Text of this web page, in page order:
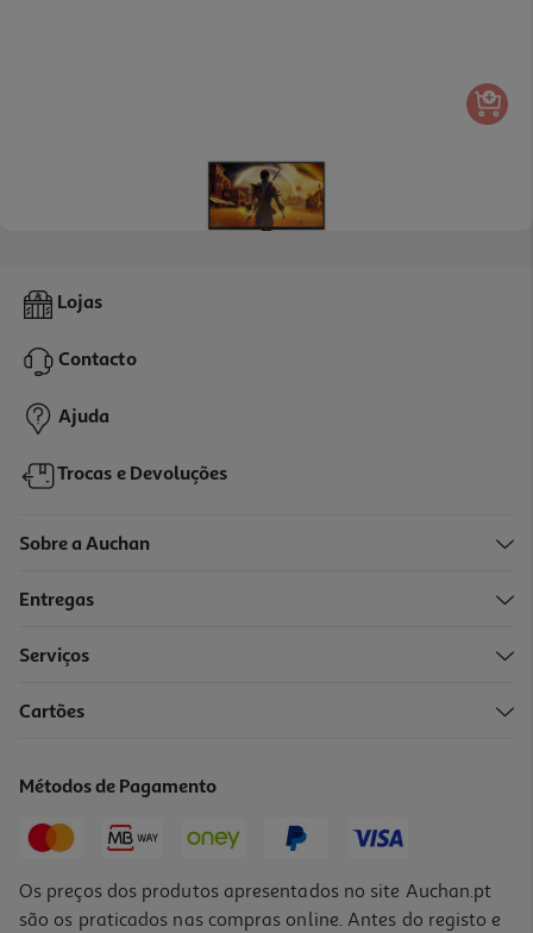
Monitor Gaming Aoc 25g42e 24.5" Fhd 180hz
109,99 €
Lojas
Contacto
Ajuda
Trocas e Devoluções
Sobre a Auchan
Entregas
Serviços
Cartões
Métodos de Pagamento
Os preços dos produtos apresentados no site Auchan.pt
são os praticados nas compras online. Antes do registo e